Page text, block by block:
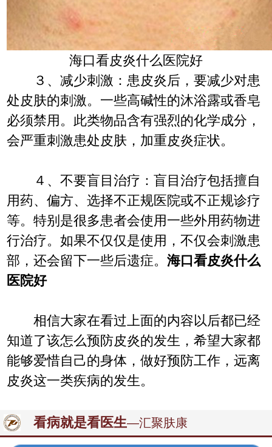
海口看皮炎什么医院好
３、减少刺激：患皮炎后，要减少对患
处皮肤的刺激。一些高碱性的沐浴露或香皂
必须禁用。此类物品含有强烈的化学成分，
会严重刺激患处皮肤，加重皮炎症状。
４、不要盲目治疗：盲目治疗包括擅自
用药、偏方、选择不正规医院或不正规诊疗
等。特别是很多患者会使用一些外用药物进
行治疗。如果不仅仅是使用，不仅会刺激患
部，还会留下一些后遗症。海口看皮炎什么
医院好
相信大家在看过上面的内容以后都已经
知道了该怎么预防皮炎的发生，希望大家都
能够爱惜自己的身体，做好预防工作，远离
皮炎这一类疾病的发生。
看病就是看医生—汇聚肤康